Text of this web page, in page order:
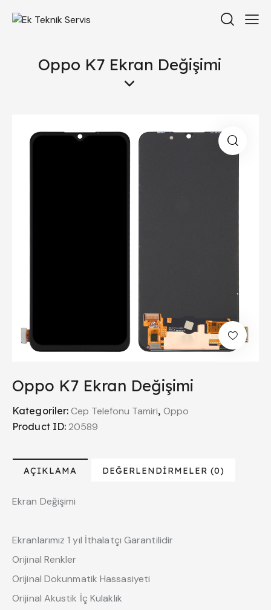
Oppo K7 Ekran Değişimi
Oppo K7 Ekran Değişimi
Kategoriler:Cep Telefonu Tamiri, Oppo
Product ID:20589
AÇIKLAMA DEĞERLENDIRMELER (0)
Ekran Değişimi
Ekranlarımız 1 yıl İthalatçı Garantilidir
Orijinal Renkler
Orijinal Dokunmatik Hassasiyeti
Orijinal Akustik İç Kulaklık